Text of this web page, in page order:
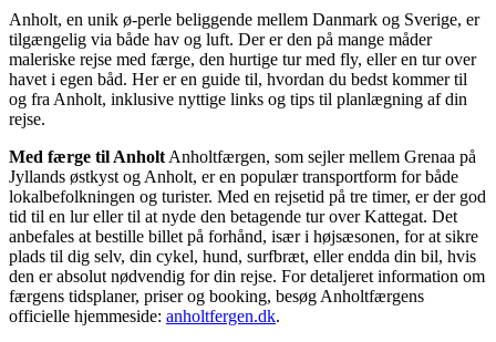
Anholt, en unik ø-perle beliggende mellem Danmark og Sverige, er
tilgængelig via både hav og luft. Der er den på mange måder
maleriske rejse med færge, den hurtige tur med fly, eller en tur over
havet i egen båd. Her er en guide til, hvordan du bedst kommer til
og fra Anholt, inklusive nyttige links og tips til planlægning af din
rejse.
Med færge til Anholt Anholtfærgen, som sejler mellem Grenaa på
Jyllands østkyst og Anholt, er en populær transportform for både
lokalbefolkningen og turister. Med en rejsetid på tre timer, er der god
tid til en lur eller til at nyde den betagende tur over Kattegat. Det
anbefales at bestille billet på forhånd, især i højsæsonen, for at sikre
plads til dig selv, din cykel, hund, surfbræt, eller endda din bil, hvis
den er absolut nødvendig for din rejse. For detaljeret information om
færgens tidsplaner, priser og booking, besøg Anholtfærgens
officielle hjemmeside: anholtfergen.dk.